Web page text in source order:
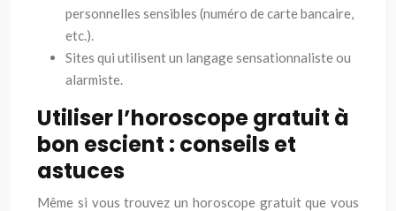
personnelles sensibles (numéro de carte bancaire,
etc.).
Sites qui utilisent un langage sensationnaliste ou
alarmiste.
Utiliser l’horoscope gratuit à
bon escient : conseils et
astuces
Même si vous trouvez un horoscope gratuit que vous